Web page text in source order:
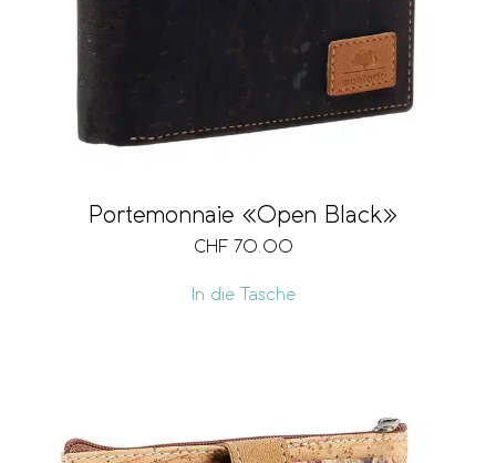
Portemonnaie «Open Black»
CHF 70.00
In die Tasche